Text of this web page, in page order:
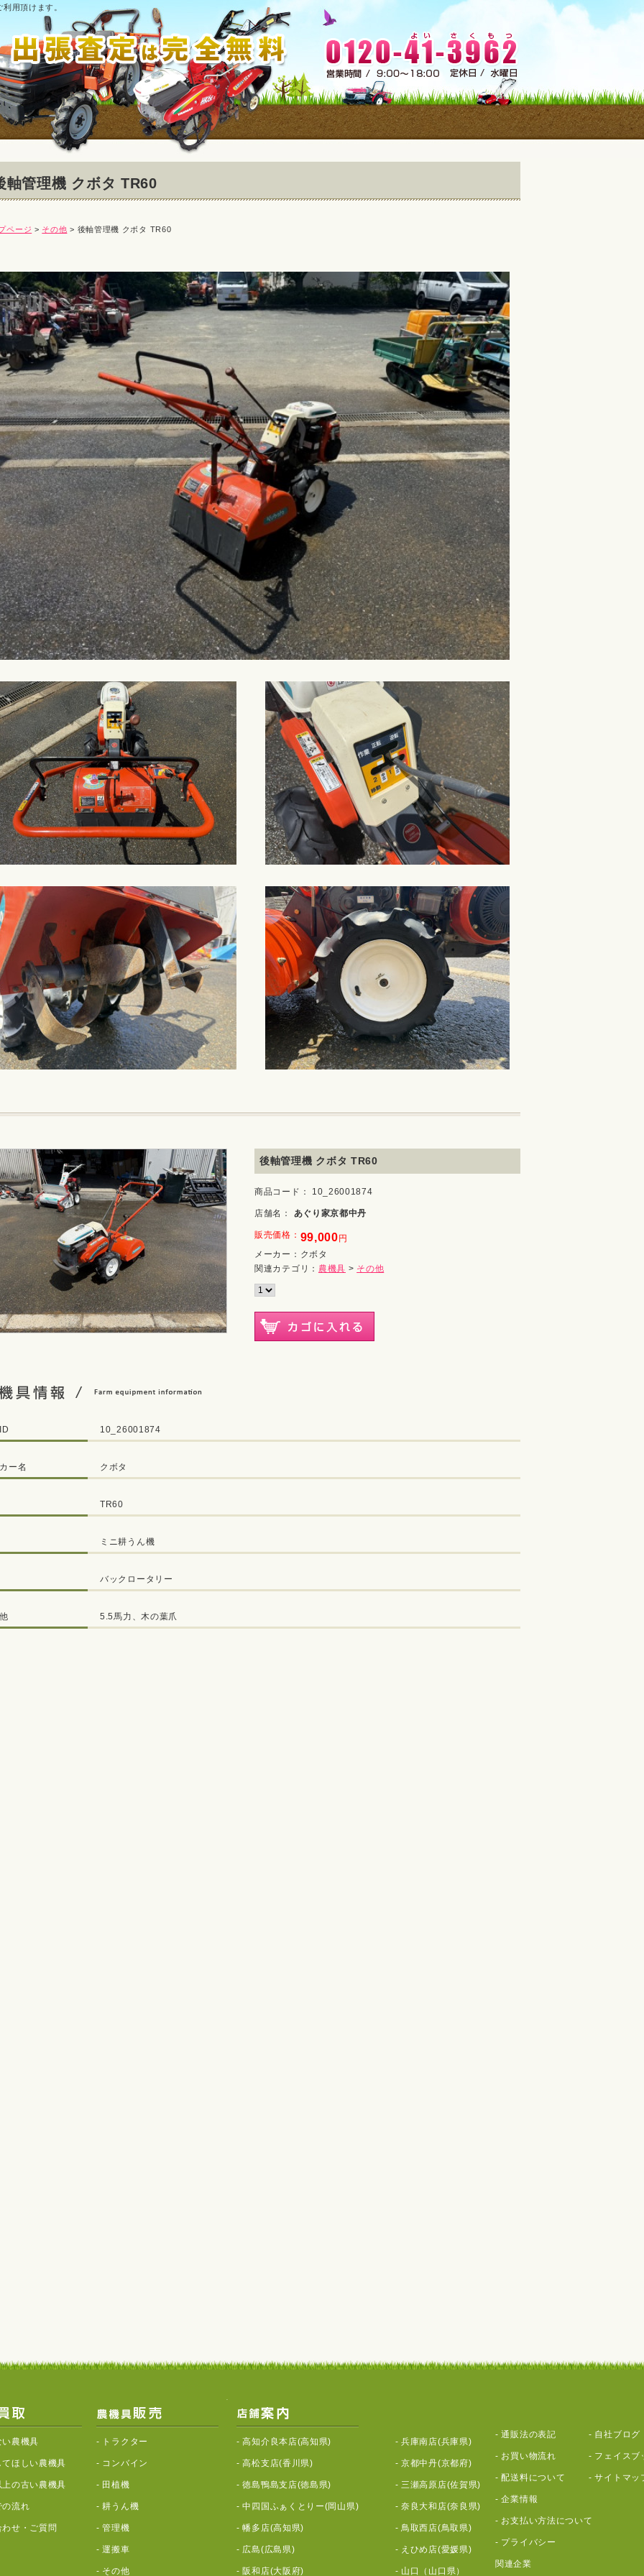
用頂けます。
軸管理機 クボタ TR60
ページ > その他 > 後軸管理機 クボタ TR60
後軸管理機 クボタ TR60
商品コード： 10_26001874
店舗名： あぐり家京都中丹
販売価格： 99,000 円
メーカー： クボタ
関連カテゴリ： 農機具 > その他
10_26001874
ー名 クボタ
TR60
ミニ耕うん機
バックロータリー
5.5馬力、木の葉爪
農機具
ほしい農機具
の古い農機具
の流れ
せ・ご質問
- トラクター
- コンバイン
- 田植機
-耕うん機
-管理機
-運搬車
- その他
-高知介良本店(高知県)
-高松支店(香川県)
-徳島鴨島支店(徳島県)
-中四国ふぁくとりー(岡山県)
-幡多店(高知県)
- 広島(広島県)
- 阪和店(大阪府)
- 兵庫南店(兵庫県)
- 京都中丹(京都府)
- 三瀬高原店(佐賀県)
- 奈良大和店(奈良県)
- 鳥取西店(鳥取県)
- えひめ店(愛媛県)
- 山口（山口県）
-通販法の表記
- お買い物流れ
-配送料について
- 自社ブログ
- フェイスブ
-サイトマッ
-企業情報
- お支払い方法について
- プライバシー
関連企業